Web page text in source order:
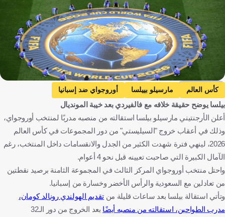
Getty Images
كأس العالم مارسيلو بييلسا
أوروجواي ضد إسبانيا
أوروجواي
إسبانيا الأرجنتين أورغواي
المكسيك
كرة قدم
بيلسا يوضح حقيقة خلافه مع فالفيردي بعد خيبة المونديال
أعلن الأرجنتيني مارسيلو بيلسا استقالته من منصبه مدربًا لمنتخب أوروجواي،
وذلك في أعقاب خروج "السيليستي" من دور المجموعات في كأس العالم
2026، لينهي فترة شهدت الكثير من الجدل والانقسامات داخل المنتخب، رغم
الآمال الكبيرة التي صاحبت تعيينه قبل نحو 4 أعوام.
واحتل منتخب أوروجواي المركز الثالث في المجموعة الثامنة برصيد نقطتين
من تعادلين مع السعودية والرأس الأخضر وخسارة من إسبانيا.
وتأتي استقالة بيلسا بعد ساعات قليلة من تقديم الهولندي رونالد كومان،
مدرب الطواحين، استقالته من منصبه أيضًا
بعد الخروج من دور الـ32